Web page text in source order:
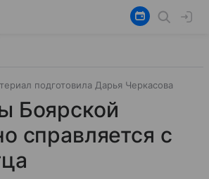
подготовила Дарья Черкасова
Боярской
справляется с